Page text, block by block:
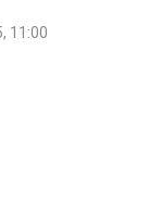
11:00